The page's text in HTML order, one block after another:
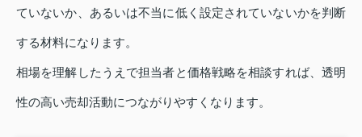
ていないか、あるいは不当に低く設定されていないかを判断
する材料になります。
相場を理解したうえで担当者と価格戦略を相談すれば、透明
性の高い売却活動につながりやすくなります。